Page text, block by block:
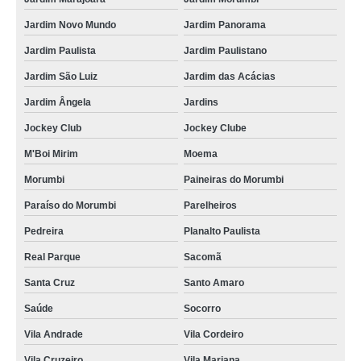
empresa de tratamento de ar comprimido orçamento Água Funda
distribuidor de tratamento para ar comprimido Tuiuti
tratamento de ar comprimido unidade Embu Guaçú
unidade de tratamento de ar comprimido Conselheiro Lafaiete
tratamento do ar comprimido orçamento Itapevi
distribuidor de tratamento de ar comprimido industrial Limeira
tratamento do ar comprimido empresas Campo Limpo Paulista
tratamentos de ar comprimido unidade Jaguariúna
distribuidor de tratamento de ar comprimido industrial Votorantim
tratamento de ar comprimido unidade orçamento Ibiúna
tratamentos de ar comprimido unidade Jaboticabal
tratamentos do ar comprimido empresas Vila Élvio
Jardim Novo Mundo Jardim Panorama
Jardim Paulista Jardim Paulistano
Jardim São Luiz Jardim das Acácias
Jardim Ângela Jardins
Jockey Club Jockey Clube
M'Boi Mirim Moema
Morumbi Paineiras do Morumbi
Paraíso do Morumbi Parelheiros
Pedreira Planalto Paulista
Real Parque Sacomã
Santa Cruz Santo Amaro
Saúde Socorro
Vila Andrade Vila Cordeiro